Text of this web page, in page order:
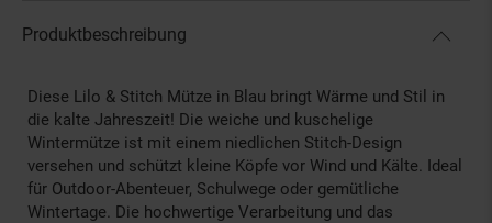
Produktbeschreibung
Diese Lilo & Stitch Mütze in Blau bringt Wärme und Stil in
die kalte Jahreszeit! Die weiche und kuschelige
Wintermütze ist mit einem niedlichen Stitch-Design
versehen und schützt kleine Köpfe vor Wind und Kälte. Ideal
für Outdoor-Abenteuer, Schulwege oder gemütliche
Wintertage. Die hochwertige Verarbeitung und das